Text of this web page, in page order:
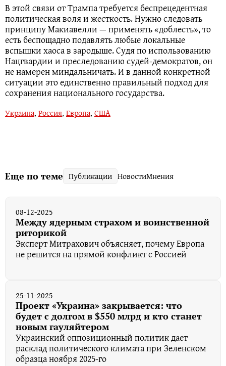
В этой связи от Трампа требуется беспрецедентная
политическая воля и жесткость. Нужно следовать
принципу Макиавелли — применять «доблесть», то
есть беспощадно подавлять любые локальные
вспышки хаоса в зародыше. Судя по использованию
Нацгвардии и преследованию судей-демократов, он
не намерен миндальничать. И в данной конкретной
ситуации это единственно правильный подход для
сохранения национального государства.
Украина, Россия, Европа, США
Еще по теме Публикации НовостиМнения
08-12-2025
Между ядерным страхом и воинственной
риторикой
Эксперт Митрахович объясняет, почему Европа
не решится на прямой конфликт с Россией
25-11-2025
Проект «Украина» закрывается: что
будет с долгом в $550 млрд и кто станет
новым гауляйтером
Украинский оппозиционный политик дает
расклад политического климата при Зеленском
образца ноября 2025-го